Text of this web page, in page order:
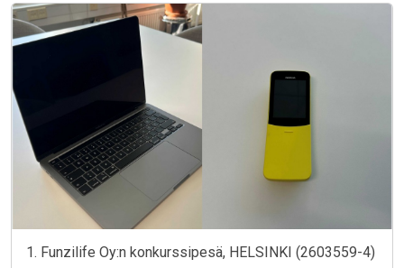
1. Funzilife Oy:n konkurssipesä, HELSINKI (2603559-4)